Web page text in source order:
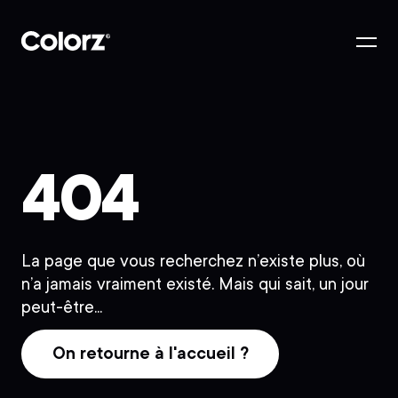
404
La page que vous recherchez n’existe plus, où
n’a jamais vraiment existé. Mais qui sait, un jour
peut-être...
On retourne à l'accueil ?